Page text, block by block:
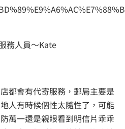
務人員～Kate
都會有代寄服務，郵局主要是
人有時候個性太隨性了，可能
萬一還是親眼看到明信片乖乖